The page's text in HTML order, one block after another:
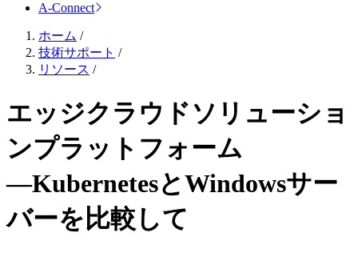
A-Connect
ホーム /
技術サポート /
リソース /
エッジクラウドソリューショ
ンプラットフォーム
―KubernetesとWindowsサー
バーを比較して